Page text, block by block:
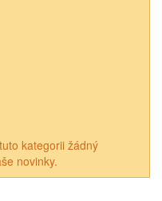
kategorii žádný
novinky.